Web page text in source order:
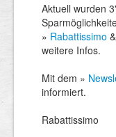
Aktuell wurden
» Rabattissimo
weitere Infos.
Mit dem »
informiert.
Rabattissimo